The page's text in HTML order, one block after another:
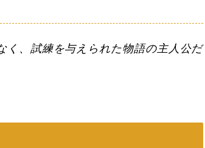
く、試練を与えられた物語の主人公だ